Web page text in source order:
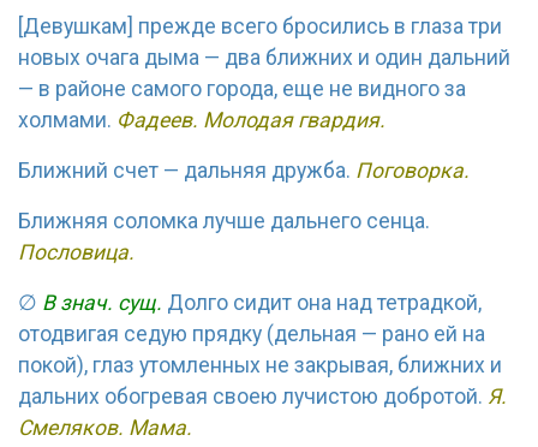
[Девушкам] прежде всего бросились в глаза три
новых очага дыма — два ближних и один дальний
— в районе самого города, еще не видного за
холмами. Фадеев. Молодая гвардия.
Ближний счет — дальняя дружба. Поговорка.
Ближняя соломка лучше дальнего сенца.
Пословица.
∅ В знач. сущ. Долго сидит она над тетрадкой,
отодвигая седую прядку (дельная — рано ей на
покой), глаз утомленных не закрывая, ближних и
дальних обогревая своею лучистою добротой. Я.
Смеляков. Мама.